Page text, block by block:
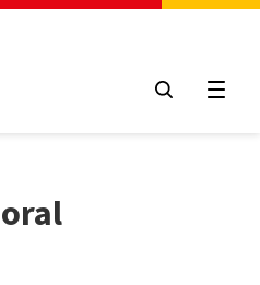
Aller au contenu principal